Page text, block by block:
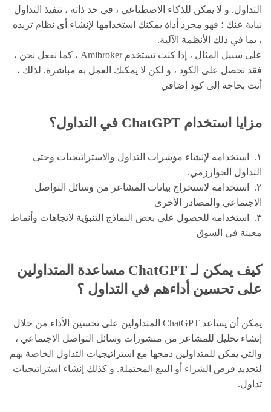
التداول. و لا يمكن للذكاء الاصطناعي ، في حد ذاته ، تنفيذ التداول
نيابة عنك ؛ فهو مجرد أداة يمكنك استخدامها لإنشاء أي نظام تريده
، بما في ذلك الأنظمة الآلية.
على سبيل المثال ، إذا كنت تستخدم Amibroker ، كما نفعل نحن ،
فقد تحصل على الكود ، و لكن لا يمكنك العمل به مباشرة. لذلك ،
أنت بحاجة إلى كود إضافي
مزايا استخدام ChatGPT في التداول؟
١. استخدامه لإنشاء مؤشرات التداول والاستراتيجيات وحتى
التداول الخوارزمي.
٢. استخدامه لاستخراج بيانات المشاعر من وسائل التواصل
الاجتماعي والمصادر الأخرى
٣. استخدامه للحصول على بعض النماذج التنبؤية لاتجاهات وأنماط
معينة في السوق
كيف يمكن لـ ChatGPT مساعدة المتداولين
على تحسين أداءهم في التداول ؟
يمكن أن يساعد ChatGPT المتداولين على تحسين الأداء من خلال
إنشاء تحليل للمشاعر من منشورات وسائل التواصل الاجتماعي ،
والتي يمكن للمتداولين دمجها مع استراتيجيات التداول الخاصة بهم
لتحديد فرص الشراء أو البيع المحتملة. و كذلك إنشاء استراتيجيات
تداول.